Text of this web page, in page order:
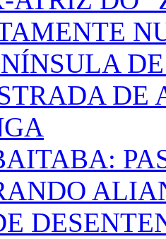
DE